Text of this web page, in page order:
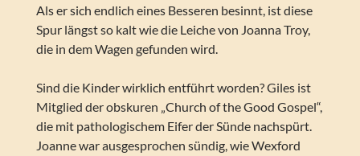
Als er sich endlich eines Besseren besinnt, ist diese
Spur längst so kalt wie die Leiche von Joanna Troy,
die in dem Wagen gefunden wird.
Sind die Kinder wirklich entführt worden? Giles ist
Mitglied der obskuren „Church of the Good Gospel“,
die mit pathologischem Eifer der Sünde nachspürt.
Joanne war ausgesprochen sündig, wie Wexford